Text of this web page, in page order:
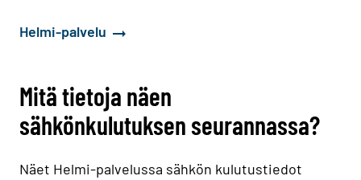
Helmi-palvelu
Mitä tietoja näen
sähkönkulutuksen seurannassa?
Näet Helmi-palvelussa sähkön kulutustiedot